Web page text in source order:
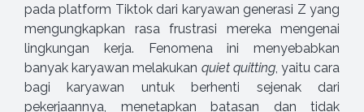
pada platform Tiktok dari karyawan generasi Z yang
mengungkapkan rasa frustrasi mereka mengenai
lingkungan kerja. Fenomena ini menyebabkan
banyak karyawan melakukan quiet quitting, yaitu cara
bagi karyawan untuk berhenti sejenak dari
pekerjaannya, menetapkan batasan dan tidak